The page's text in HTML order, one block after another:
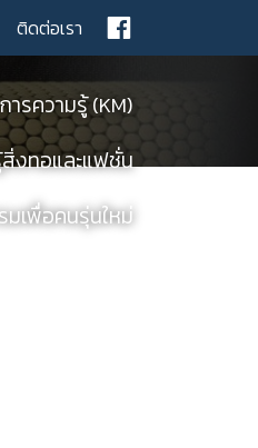
ติดต่อเรา
ารความรู้ (KM)
งทอและแฟชั่น
เพื่อคนรุ่นใหม่